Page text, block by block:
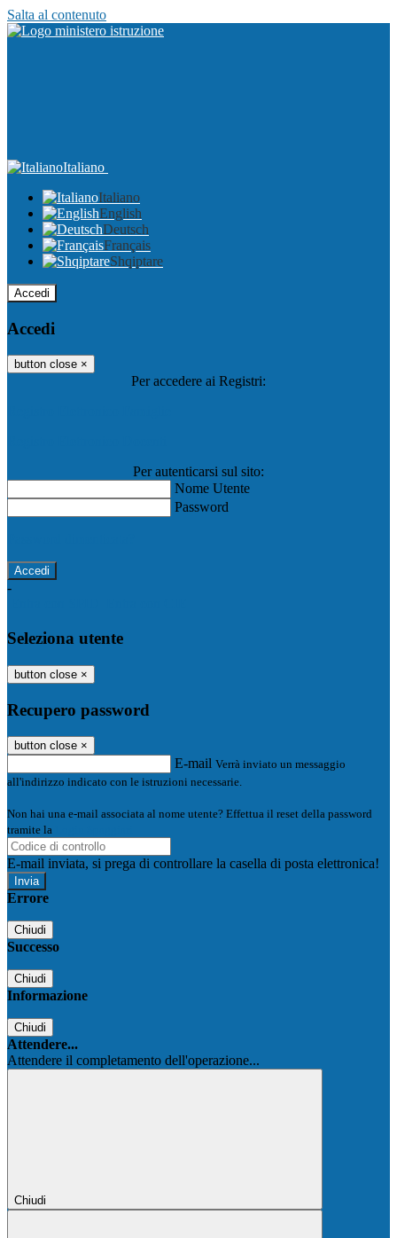
Salta al contenuto
Italiano
Italiano
English
Deutsch
Français
Shqiptare
Accedi
Accedi
button close ×
Per accedere ai Registri:
Per autenticarsi sul sito:
Nome Utente
Password
-
Seleziona utente
button close ×
Recupero password
button close ×
E-mail Verrà inviato un messaggio
all'indirizzo indicato con le istruzioni necessarie.
Non hai una e-mail associata al nome utente? Effettua il reset della password
tramite la
E-mail inviata, si prega di controllare la casella di posta elettronica!
Errore
Chiudi
Successo
Chiudi
Informazione
Chiudi
Attendere...
Attendere il completamento dell'operazione...
Chiudi